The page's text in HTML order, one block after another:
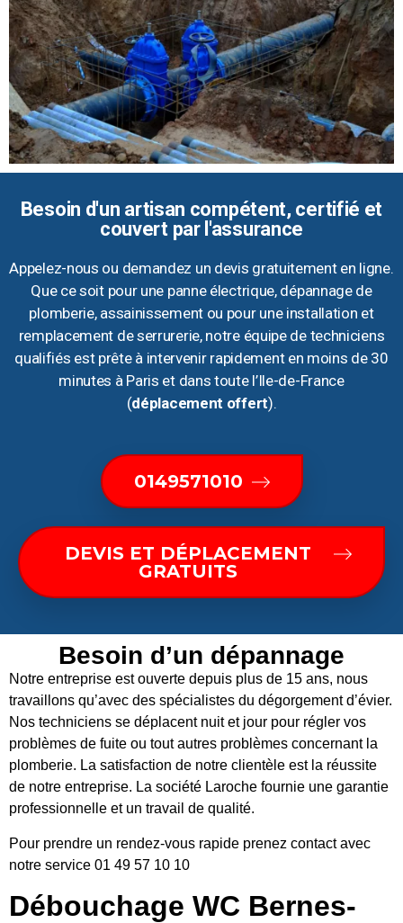
Besoin d'un artisan compétent, certifié et
couvert par l'assurance
Appelez-nous ou demandez un devis gratuitement en ligne.
Que ce soit pour une panne électrique, dépannage de
plomberie, assainissement ou pour une installation et
remplacement de serrurerie, notre équipe de techniciens
qualifiés est prête à intervenir rapidement en moins de 30
minutes à Paris et dans toute l’Ile-de-France
(déplacement offert).
0149571010
DEVIS ET DÉPLACEMENT
GRATUITS
Besoin d’un dépannage
Notre entreprise est ouverte depuis plus de 15 ans, nous
travaillons qu’avec des spécialistes du dégorgement d’évier.
Nos techniciens se déplacent nuit et jour pour régler vos
problèmes de fuite ou tout autres problèmes concernant la
plomberie. La satisfaction de notre clientèle est la réussite
de notre entreprise. La société Laroche fournie une garantie
professionnelle et un travail de qualité.
Pour prendre un rendez-vous rapide prenez contact avec
notre service 01 49 57 10 10
Débouchage WC Bernes-